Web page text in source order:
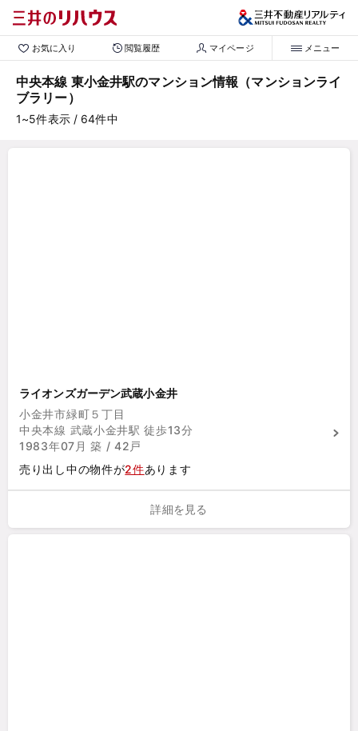
お気に入り 閲覧履歴 マイページ メニュー
中央本線 東小金井駅のマンション情報（マンションライ
ブラリー）
1~5件表示/ 64件中
ライオンズガーデン武蔵小金井
小金井市緑町５丁目
中央本線 武蔵小金井駅 徒歩13分
1983年07月 築 / 42戸
売り出し中の物件が2件あります
詳細を見る